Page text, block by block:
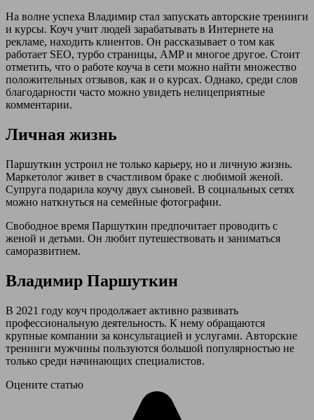
На волне успеха Владимир стал запускать авторские тренинги
и курсы. Коуч учит людей зарабатывать в Интернете на
рекламе, находить клиентов. Он рассказывает о том как
работает SEO, турбо страницы, AMP и многое другое. Стоит
отметить, что о работе коуча в сети можно найти множество
положительных отзывов, как и о курсах. Однако, среди слов
благодарности часто можно увидеть нелицеприятные
комментарии.
Личная жизнь
Паршуткин устроил не только карьеру, но и личную жизнь.
Маркетолог живет в счастливом браке с любимой женой.
Супруга подарила коучу двух сыновей. В социальных сетях
можно наткнуться на семейные фотографии.
Свободное время Паршуткин предпочитает проводить с
женой и детьми. Он любит путешествовать и заниматься
саморазвитием.
Владимир Паршуткин
В 2021 году коуч продолжает активно развивать
профессиональную деятельность. К нему обращаются
крупные компании за консультацией и услугами. Авторские
тренинги мужчины пользуются большой популярностью не
только среди начинающих специалистов.
Оцените статью